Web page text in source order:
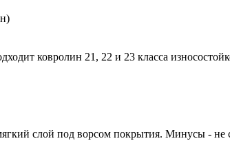
ковролин 21, 22 и 23 класса
слой под ворсом покрытия. Минусы - не